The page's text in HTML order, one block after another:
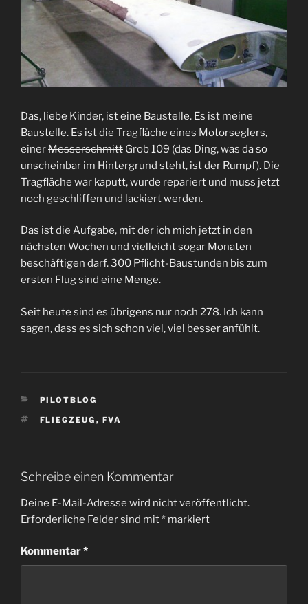
Das, liebe Kinder, ist eine Baustelle. Es ist meine
Baustelle. Es ist die Tragfläche eines Motorseglers,
einerMesserschmitt Grob 109 (das Ding, was da so
unscheinbar im Hintergrund steht, ist der Rumpf). Die
Tragfläche war kaputt, wurde repariert und muss jetzt
noch geschliffen und lackiert werden.
Das ist die Aufgabe, mit der ich mich jetzt in den
nächsten Wochen und vielleicht sogar Monaten
beschäftigen darf. 300 Pflicht-Baustunden bis zum
ersten Flug sind eine Menge.
Seit heute sind es übrigens nur noch 278. Ich kann
sagen, dass es sich schon viel, viel besser anfühlt.
KATEGORIEN
PILOTBLOG
SCHLAGWÖRTER
FLIEGZEUG , FVA
Schreibe einen Kommentar
Deine E-Mail-Adresse wird nicht veröffentlicht.
Erforderliche Felder sind mit* markiert
Kommentar*